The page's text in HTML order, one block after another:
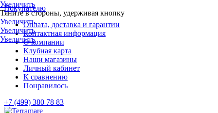
Покупателю
Оплата, доставка и гарантии
Контактная информация
О компании
Клубная карта
Наши магазины
Личный кабинет
К сравнению
Понравилось
+7 (499) 380 78 83
Увеличить
Тяните в стороны, удерживая кнопку
Увеличить
Увеличить
Увеличить